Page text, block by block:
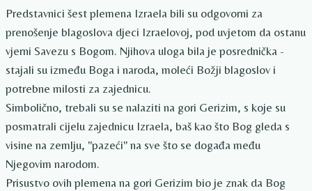
Predstavnici šest plemena Izraela bili su odgovorni za
prenošenje blagoslova djeci Izraelovoj, pod uvjetom da ostanu
vjerni Savezu s Bogom. Njihova uloga bila je posrednička -
stajali su između Boga i naroda, moleći Božji blagoslov i
potrebne milosti za zajednicu.
Simbolično, trebali su se nalaziti na gori Gerizim, s koje su
posmatrali cijelu zajednicu Izraela, baš kao što Bog gleda s
visine na zemlju, "pazeći" na sve što se događa među
Njegovim narodom.
Prisustvo ovih plemena na gori Gerizim bio je znak da Bog